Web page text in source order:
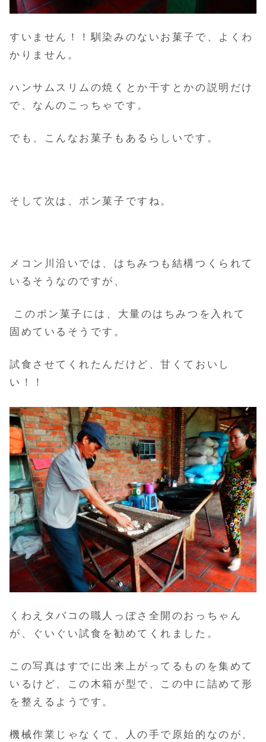
すいません！！馴染みのないお菓子で、よくわ
かりません。
ハンサムスリムの焼くとか干すとかの説明だけ
で、なんのこっちゃです。
でも、こんなお菓子もあるらしいです。
そして次は、ポン菓子ですね。
メコン川沿いでは、はちみつも結構つくられて
いるそうなのですが、
このポン菓子には、大量のはちみつを入れて
固めているそうです。
試食させてくれたんだけど、甘くておいし
い！！
くわえタバコの職人っぽさ全開のおっちゃん
が、ぐいぐい試食を勧めてくれました。
この写真はすでに出来上がってるものを集めて
いるけど、この木箱が型で、この中に詰めて形
を整えるようです。
機械作業じゃなくて、人の手で原始的なのが、